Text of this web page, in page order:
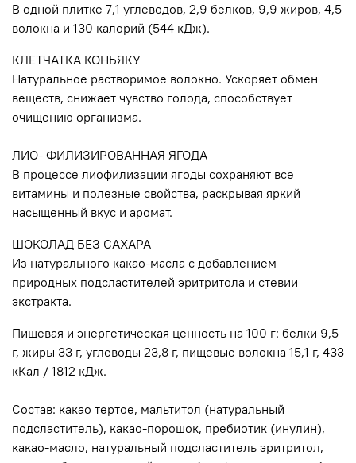
В одной плитке 7,1 углеводов, 2,9 белков, 9,9 жиров, 4,5
волокна и 130 калорий (544 кДж).
КЛЕТЧАТКА КОНЬЯКУ
Натуральное растворимое волокно. Ускоряет обмен
веществ, снижает чувство голода, способствует
очищению организма.
ЛИО- ФИЛИЗИРОВАННАЯ ЯГОДА
В процессе лиофилизации ягоды сохраняют все
витамины и полезные свойства, раскрывая яркий
насыщенный вкус и аромат.
ШОКОЛАД БЕЗ САХАРА
Из натурального какао-масла с добавлением
природных подсластителей эритритола и стевии
экстракта.
Пищевая и энергетическая ценность на 100 г: белки 9,5
г, жиры 33 г, углеводы 23,8 г, пищевые волокна 15,1 г, 433
кКал / 1812 кДж.
Состав: какао тертое, мальтитол (натуральный
подсластитель), какао-порошок, пребиотик (инулин),
какао-масло, натуральный подсластитель эритритол,